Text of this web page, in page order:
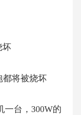
坏
都将被烧坏
一台，300W的